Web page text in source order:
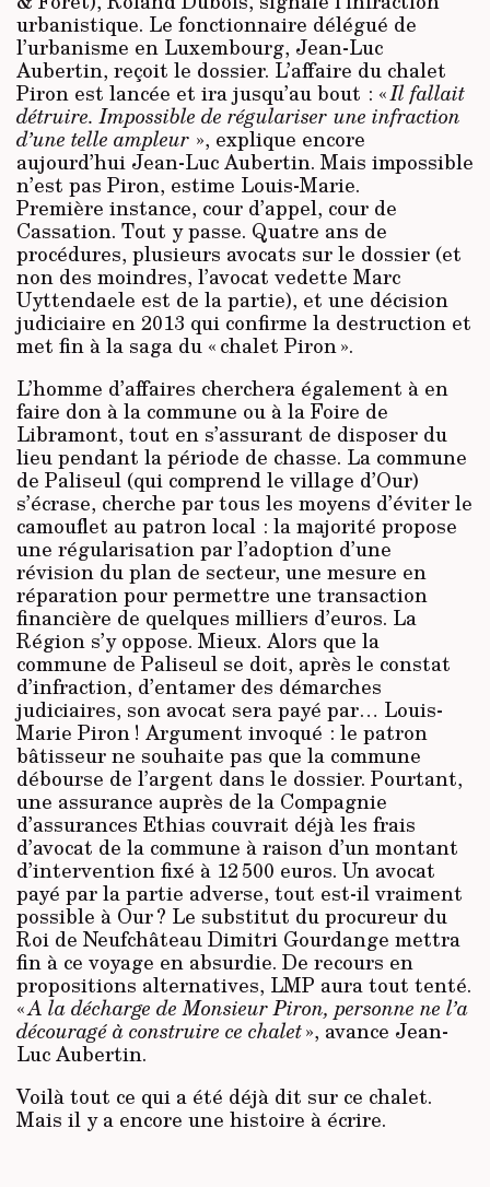
urbanistique. Le fonctionnaire délégué de
l’urbanisme en Luxembourg, Jean-Luc
Aubertin, reçoit le dossier. L’affaire du chalet
Piron est lancée et ira jusqu’au bout : «Il fallait
détruire. Impossible de régulariser une infraction
d’une telle ampleur », explique encore
aujourd’hui Jean-Luc Aubertin. Mais impossible
n’est pas Piron, estime Louis-Marie.
Première instance, cour d’appel, cour de
Cassation. Tout y passe. Quatre ans de
procédures, plusieurs avocats sur le dossier (et
non des moindres, l’avocat vedette Marc
Uyttendaele est de la partie), et une décision
judiciaire en 2013 qui confirme la destruction et
met fin à la saga du « chalet Piron ».
L’homme d’affaires cherchera également à en
faire don à la commune ou à la Foire de
Libramont, tout en s’assurant de disposer du
lieu pendant la période de chasse. La commune
de Paliseul (qui comprend le village d’Our)
s’écrase, cherche par tous les moyens d’éviter le
camouflet au patron local : la majorité propose
une régularisation par l’adoption d’une
révision du plan de secteur, une mesure en
réparation pour permettre une transaction
financière de quelques milliers d’euros. La
Région s’y oppose. Mieux. Alors que la
commune de Paliseul se doit, après le constat
d’infraction, d’entamer des démarches
judiciaires, son avocat sera payé par… Louis-
Marie Piron ! Argument invoqué : le patron
bâtisseur ne souhaite pas que la commune
débourse de l’argent dans le dossier. Pourtant,
une assurance auprès de la Compagnie
d’assurances Ethias couvrait déjà les frais
d’avocat de la commune à raison d’un montant
d’intervention fixé à 12 500 euros. Un avocat
payé par la partie adverse, tout est-il vraiment
possible à Our ? Le substitut du procureur du
Roi de Neufchâteau Dimitri Gourdange mettra
fin à ce voyage en absurdie. De recours en
propositions alternatives, LMP aura tout tenté.
«A la décharge de Monsieur Piron, personne ne l’a
découragé à construire ce chalet», avance Jean-
Luc Aubertin.
Voilà tout ce qui a été déjà dit sur ce chalet.
Mais il y a encore une histoire à écrire.